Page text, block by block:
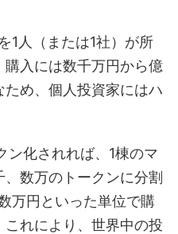
1人（または1社）が所
入には数千万円から億
め、個人投資家にはハ
ン化されれば、1棟のマ
数万のトークンに分割
万円といった単位で購
これにより、世界中の投